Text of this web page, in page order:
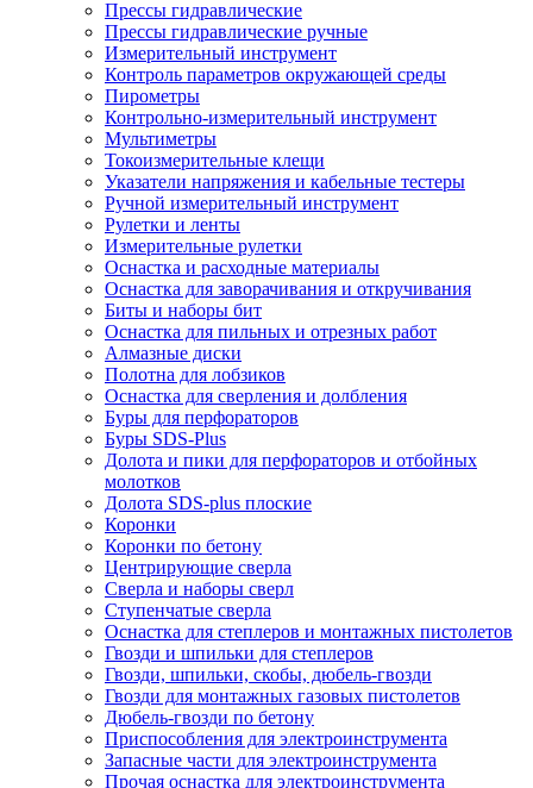
Прессы гидравлические
Прессы гидравлические ручные
Измерительный инструмент
Контроль параметров окружающей среды
Пирометры
Контрольно-измерительный инструмент
Мультиметры
Токоизмерительные клещи
Указатели напряжения и кабельные тестеры
Ручной измерительный инструмент
Рулетки и ленты
Измерительные рулетки
Оснастка и расходные материалы
Оснастка для заворачивания и откручивания
Биты и наборы бит
Оснастка для пильных и отрезных работ
Алмазные диски
Полотна для лобзиков
Оснастка для сверления и долбления
Буры для перфораторов
Буры SDS-Plus
Долота и пики для перфораторов и отбойных
молотков
Долота SDS-plus плоские
Коронки
Коронки по бетону
Центрирующие сверла
Сверла и наборы сверл
Ступенчатые сверла
Оснастка для степлеров и монтажных пистолетов
Гвозди и шпильки для степлеров
Гвозди, шпильки, скобы, дюбель-гвозди
Гвозди для монтажных газовых пистолетов
Дюбель-гвозди по бетону
Приспособления для электроинструмента
Запасные части для электроинструмента
Прочая оснастка для электроинструмента